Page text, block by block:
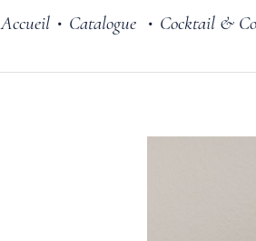
Accueil • Catalogue • Cocktail &